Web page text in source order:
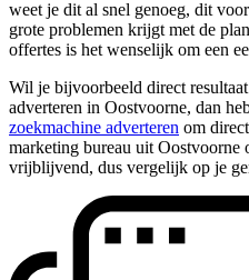
weet je dit al snel genoeg, dit
grote problemen krijgt met de
offertes is het wenselijk om een
Wil je bijvoorbeeld direct
adverteren in Oostvoorne, dan
zoekmachine adverteren om
marketing bureau uit Oostvoorne
vrijblijvend, dus vergelijk op je